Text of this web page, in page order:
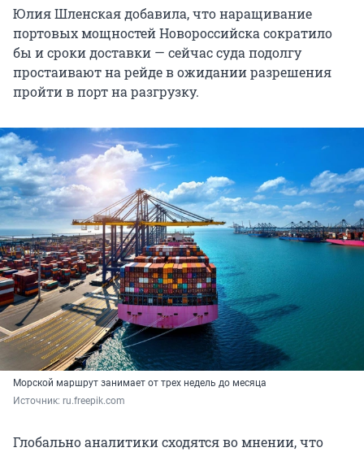
Юлия Шленская добавила, что наращивание
портовых мощностей Новороссийска сократило
бы и сроки доставки — сейчас суда подолгу
простаивают на рейде в ожидании разрешения
пройти в порт на разгрузку.
Морской маршрут занимает от трех недель до месяца
Источник: ru.freepik.com
Глобально аналитики сходятся во мнении, что